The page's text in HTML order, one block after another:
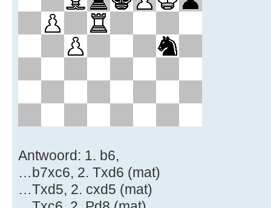
Antwoord: 1. b6,
…b7xc6, 2. Txd6 (mat)
…Txd5, 2. cxd5 (mat)